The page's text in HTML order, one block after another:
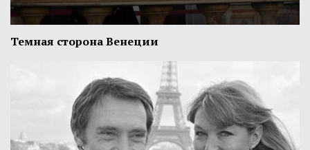
Темная сторона Венеции